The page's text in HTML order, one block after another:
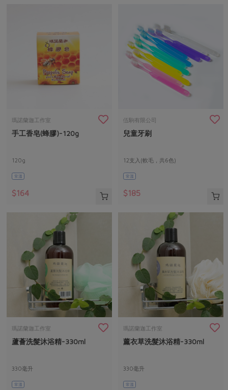
瑪諾蘭迦工作室
手工香皂(蜂膠)-120g
120g
常溫
$164
伍駒有限公司
兒童牙刷
12支入(軟毛，共6色)
常溫
$185
瑪諾蘭迦工作室
蘆薈洗髮沐浴精-330ml
330毫升
常溫
瑪諾蘭迦工作室
薰衣草洗髮沐浴精-330ml
330毫升
常溫